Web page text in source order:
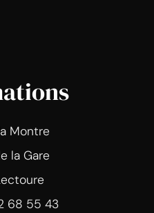
Montre
la Gare
68 55 43